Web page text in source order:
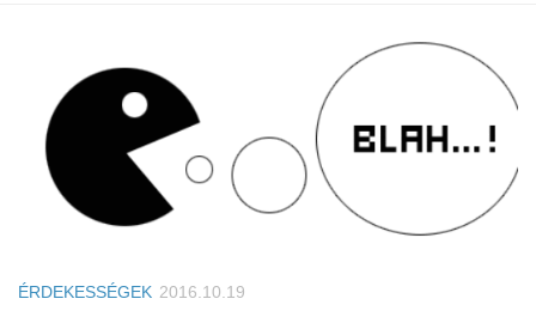
Szoftver
Firmware
Tudástár
Érdekességek
ÉRDEKESSÉGEK 2016.10.19